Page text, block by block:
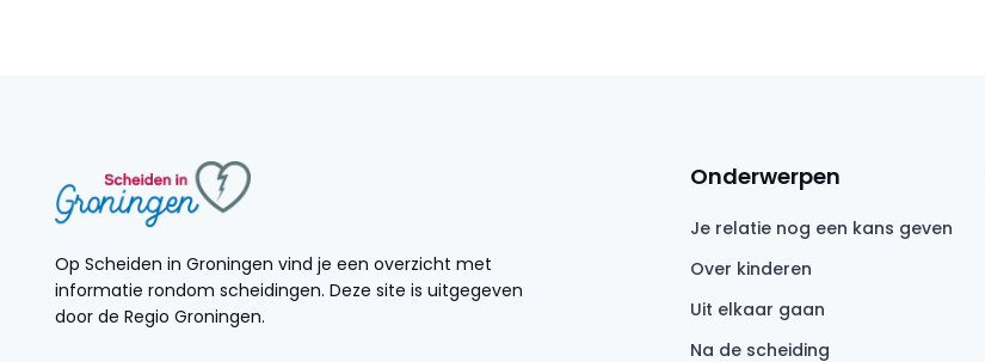
Op Scheiden in Groningen vind je een overzicht met
informatie rondom scheidingen. Deze site is uitgegeven
door de Regio Groningen.
Onderwerpen
Je relatie nog een kans geven
Over kinderen
Uit elkaar gaan
Na de scheiding